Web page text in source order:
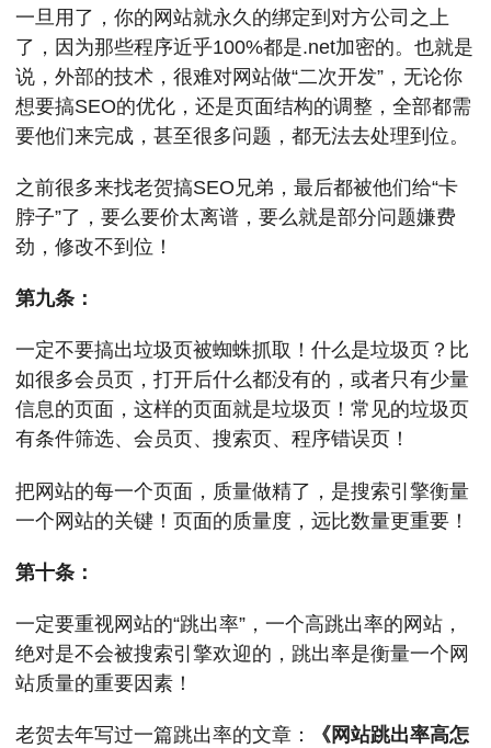
一旦用了，你的网站就永久的绑定到对方公司之上
了，因为那些程序近乎100%都是.net加密的。也就是
说，外部的技术，很难对网站做“二次开发”，无论你
想要搞SEO的优化，还是页面结构的调整，全部都需
要他们来完成，甚至很多问题，都无法去处理到位。
之前很多来找老贺搞SEO兄弟，最后都被他们给“卡
脖子”了，要么要价太离谱，要么就是部分问题嫌费
劲，修改不到位！
第九条：
一定不要搞出垃圾页被蜘蛛抓取！什么是垃圾页？比
如很多会员页，打开后什么都没有的，或者只有少量
信息的页面，这样的页面就是垃圾页！常见的垃圾页
有条件筛选、会员页、搜索页、程序错误页！
把网站的每一个页面，质量做精了，是搜索引擎衡量
一个网站的关键！页面的质量度，远比数量更重要！
第十条：
一定要重视网站的“跳出率”，一个高跳出率的网站，
绝对是不会被搜索引擎欢迎的，跳出率是衡量一个网
站质量的重要因素！
老贺去年写过一篇跳出率的文章：
《网站跳出率高怎